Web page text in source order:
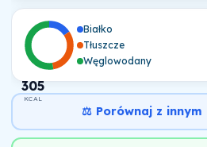
305
KCAL
Białko
Tłuszcze
Węglowodany
⚖️ Porównaj z